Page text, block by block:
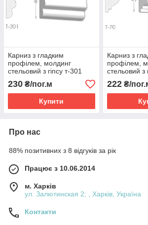
Карниз з гладким
профілем, молдинг
стельовий з гіпсу т-301
230 ₴/пог.м
Купити
Карниз з
профілем,
стельовий з
222₴/
Про нас
88% позитивних з 8 відгуків за рік
Працює з 10.06.2014
м. Харків
ул. Залютинская 2; , Харків, Україна
Контакти